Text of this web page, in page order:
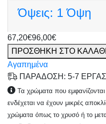
Όψεις: 1 Όψη
67,20€96,00€
ΠΡΟΣΘΗΚΗ ΣΤΟ ΚΑΛΑΘΙ
Αγαπημένα
ΠΑΡΑΔΟΣΗ: 5-7
Τα χρώματα που
ενδέχεται να έχουν μικρές
χρώματα όπως το χρυσό ή το